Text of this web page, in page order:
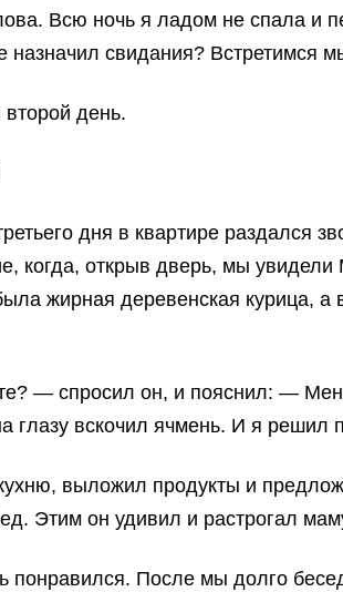
Всю ночь я ладом не спала и
назначил свидания? Встретимся
второй день.
дня в квартире раздался
когда, открыв дверь, мы
жирная деревенская курица,
— спросил он, и пояснил: —
глазу вскочил ячмень. И я решил
выложил продукты и
Этим он удивил и растрогал
понравился. После мы долго